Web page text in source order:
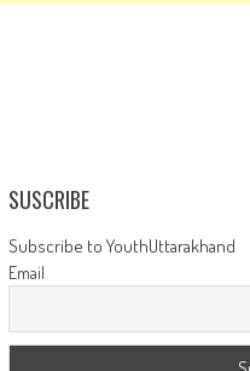
SUSCRIBE
Subscribe to YouthUttarakhand
Email